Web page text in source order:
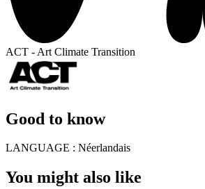
ACT - Art Climate Transition
Good to know
LANGUAGE : Néerlandais
You might also like